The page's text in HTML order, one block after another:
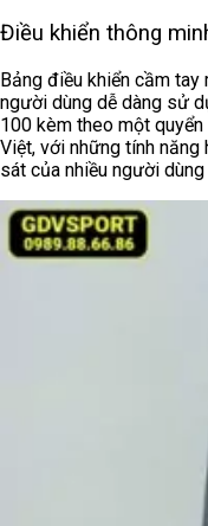
Điều khiển thông
Bảng điều khiển cầm tay
người dùng dễ dàng sử
100 kèm theo một
Việt, với những tính
sát của nhiều người